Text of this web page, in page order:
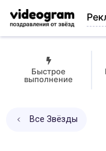
Быстрое
выполнение
Все Звёзды